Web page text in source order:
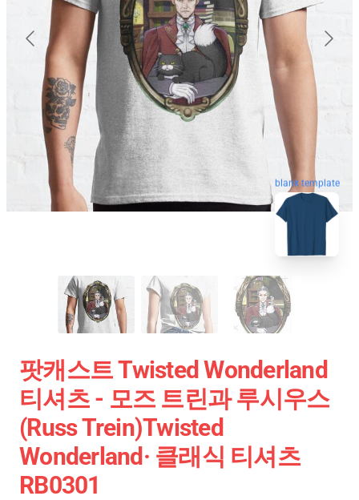
blank template
팟캐스트 Twisted Wonderland
티셔츠 - 모즈 트린과 루시우스
(Russ Trein)Twisted
Wonderland· 클래식 티셔츠
RB0301